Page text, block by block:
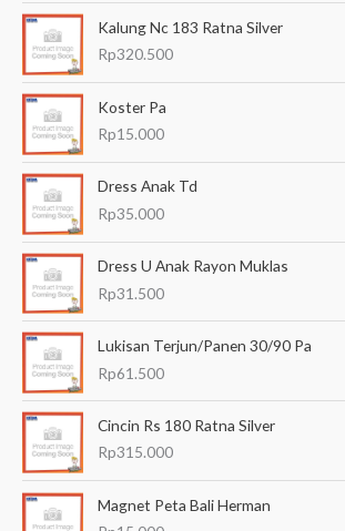
u
Kalung Nc 183 Ratna Silver
Rp320.500
Koster Pa
Rp15.000
Dress Anak Td
Rp35.000
Dress U Anak Rayon Muklas
Rp31.500
Lukisan Terjun/Panen 30/90 Pa
Rp61.500
Cincin Rs 180 Ratna Silver
Rp315.000
Magnet Peta Bali Herman